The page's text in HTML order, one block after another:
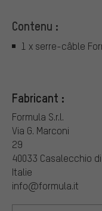
Contenu :
1 x serre-câble
Fabricant :
Formula S.r.l.
Via G. Marconi
29
40033 Casalecchio di
Italie
info@formula.it